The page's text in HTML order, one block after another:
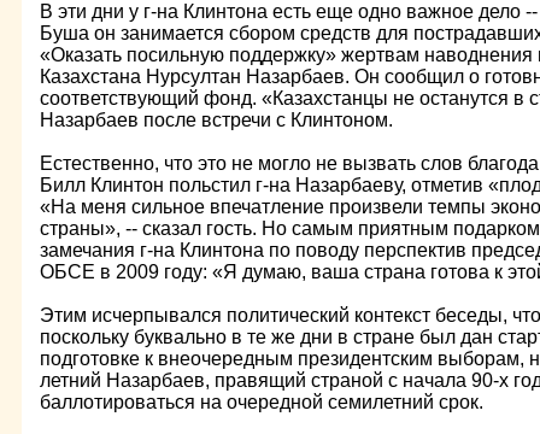
В эти дни у г-на Клинтона есть еще одно важное дело
Буша он занимается сбором средств для
«Оказать посильную поддержку» жертвам
Казахстана Нурсултан Назарбаев. Он сообщил о
соответствующий фонд. «Казахстанцы не останутся в
Назарбаев после встречи с Клинтоном.
Естественно, что это не могло не вызвать слов
Билл Клинтон польстил г-на Назарбаеву, отметив
«На меня сильное впечатление произвели темпы
страны», -- сказал гость. Но самым приятным
замечания г-на Клинтона по поводу перспектив
ОБСЕ в 2009 году: «Я думаю, ваша страна готова к
Этим исчерпывался политический контекст беседы,
поскольку буквально в те же дни в стране был дан
подготовке к внеочередным президентским выборам,
летний Назарбаев, правящий страной с начала 90-х
баллотироваться на очередной семилетний срок.